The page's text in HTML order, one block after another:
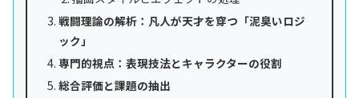
戦闘理論の解析：凡人が天才を穿つ「泥臭いロジ
ック」
専門的視点：表現技法とキャラクターの役割
総合評価と課題の抽出